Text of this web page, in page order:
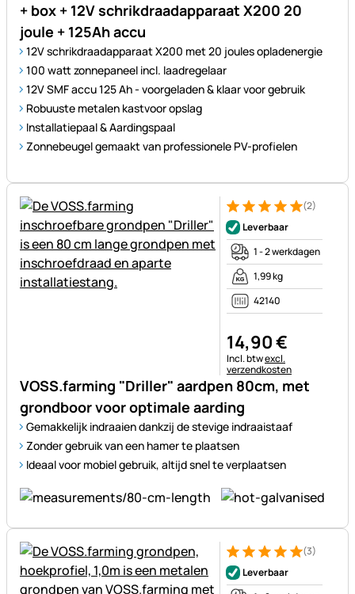
+ box + 12V schrikdraadapparaat X200 20
joule + 125Ah accu
12V schrikdraadapparaat X200 met 20 joules opladenergie
100 watt zonnepaneel incl. laadregelaar
12V SMF accu 125 Ah - voorgeladen & klaar voor gebruik
Robuuste metalen kastvoor opslag
Installatiepaal & Aardingspaal
Zonnebeugel gemaakt van professionele PV-profielen
VOSS.farming "Driller" aardpen 80cm, met
grondboor voor optimale aarding
Gemakkelijk indraaien dankzij de stevige indraaistaaf
Zonder gebruik van een hamer te plaatsen
Ideaal voor mobiel gebruik, altijd snel te verplaatsen
Beoordeling: 5 van 5 (2
2 Bewertungen
(2)
Leverbaar
1 - 2 werkdagen
1,99 kg
42140
14,90€
Belastinginformatie:
Incl. btwexcl.
verzendkosten
Beoordeling: 5 van 5 (3
3 Bewertungen
(3)
Leverbaar